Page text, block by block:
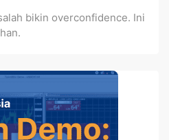
bikin overconfidence. Ini